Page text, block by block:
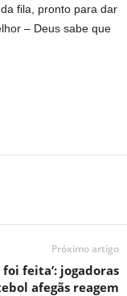
fila, pronto para dar
– Deus sabe que
Próximo artigo
foi feita’: jogadoras
afegãs reagem